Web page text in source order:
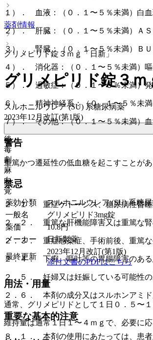
１）． 血液：（０．１〜５％未満）白血
２）． 肝臓：（０．１〜５％未満）ＡＳ
３）． 腎臓：（０．１〜５％未満）ＢＵ
４）． 消化器：（０．１〜５％未満）
５）． 過敏症：（０．１〜５％未満）
６）． 精神神経系：（０．１〜５％未満
７）． その他：（０．１〜５％未満）血
警告
重篤かつ遷延性の低血糖を起こすことが
禁忌
２．１． 重症ケトーシス、糖尿病性昏
２．２． 重篤な肝機能障害又は重篤な
２．３． 重症感染症、手術前後、重篤
２．４． 下痢、嘔吐等の胃腸障害のあ
２．５． 妊婦又は妊娠している可能性の
２．６． 本剤の成分又はスルホンアミ
重要な基本的注意
８．１． 本剤の使用にあたっては、患
薬剤情報
グリメピリド錠３ｍｇ「日新」
グリメピリド錠３ｍ
スルホニルウレア (SU) 系糖尿病薬
2023年12月改訂(第1版)
後
毒
劇
麻
向
覚
薬効分類
スルホニルウレア (SU) 系糖
一般名
グリメピリド3mg錠
薬価
10.8円
メーカー
日新製薬
最終更新
2023年12月改訂(第1版)
添付文書のPDFはこちら
用法・用量
通常、グリメピリドとして１日０．５〜
維持量は通常１日１〜４ｍｇで、必要に